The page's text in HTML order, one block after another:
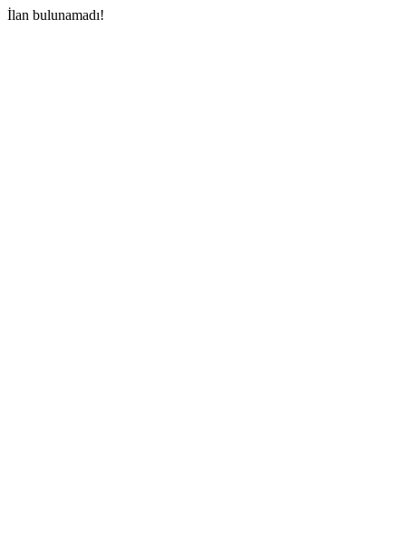
İlan bulunamadı!